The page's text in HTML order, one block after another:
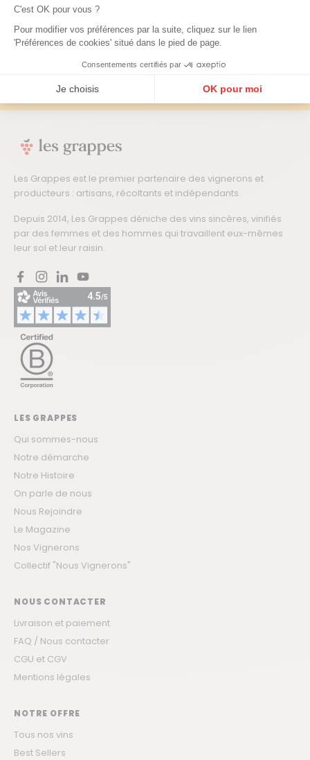
C'est OK pour vous ?
Pour modifier vos préférences par la suite, cliquez sur le lien
'Préférences de cookies' situé dans le pied de page.
Consentements certifiés par
Je choisis OK pour moi
Axeptio consent
Plateforme de Gestion du Consentement : Personnalisez vos Options
JE M'INSCRIS →
En m'abonnant j'accepte de recevoir la newsletter Les Grappes.
Les Grappes est le premier partenaire des vignerons et
producteurs : artisans, récoltants et indépendants.
Depuis 2014, Les Grappes déniche des vins sincères, vinifiés
par des femmes et des hommes qui travaillent eux-mêmes
leur sol et leur raisin.
FacebookInstagram
LinkedInYouTube
LES GRAPPES
Qui sommes-nous
Notre démarche
Notre Histoire
On parle de nous
Nous Rejoindre
Le Magazine
Nos Vignerons
Collectif "Nous Vignerons"
NOUS CONTACTER
Livraison et paiement
FAQ / Nous contacter
CGU et CGV
Mentions légales
NOTRE OFFRE
Tous nos vins
Best Sellers